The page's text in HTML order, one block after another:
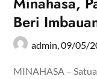
Beri
admin,09/05/
MINAHASA –